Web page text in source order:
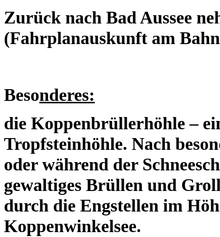
Zurück nach Bad Aussee
(Fahrplanauskunft am
Besonderes:
die Koppenbrüllerhöhle –
Tropfsteinhöhle. Nach
oder während der
gewaltiges Brüllen und
durch die Engstellen im
Koppenwinkelsee.